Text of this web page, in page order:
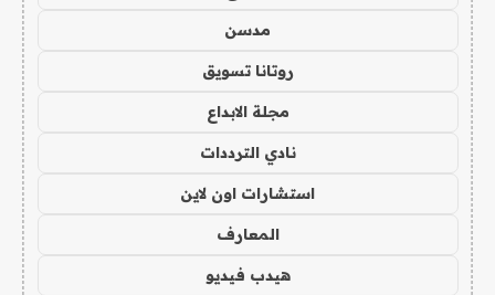
مدسن
روتانا تسويق
مجلة الابداع
نادي الترددات
استشارات اون لاين
المعارف
هيدب فيديو